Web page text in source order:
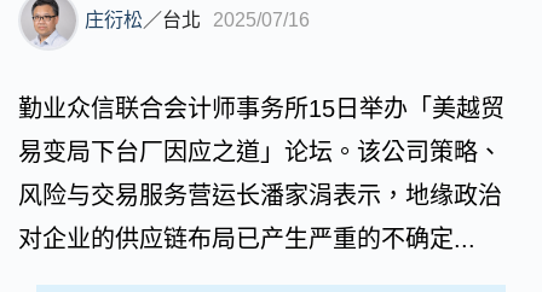
庄衍松 ／台北 2025/07/16
勤业众信联合会计师事务所15日举办「美越贸
易变局下台厂因应之道」论坛。该公司策略、
风险与交易服务营运长潘家涓表示，地缘政治
对企业的供应链布局已产生严重的不确定...